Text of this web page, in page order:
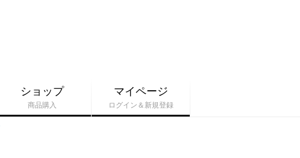
ショップ
商品購入
マイページ
ログイン＆新規登録